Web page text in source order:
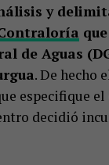
y
de Aguas
. De hecho
especifique
decidió